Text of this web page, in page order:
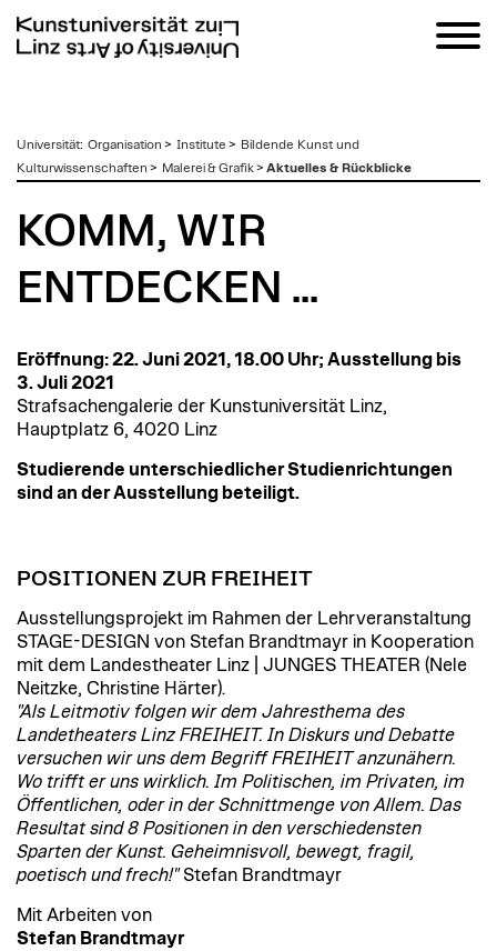
zum
Inhalt
Universität: Organisation > Institute > Bildende Kunst und
Kulturwissenschaften > Malerei & Grafik> Aktuelles & Rückblicke
KOMM, WIR
ENTDECKEN ...
Eröffnung: 22. Juni 2021, 18.00 Uhr; Ausstellung bis
3. Juli 2021
Strafsachengalerie der Kunstuniversität Linz,
Hauptplatz 6, 4020 Linz
Studierende unterschiedlicher Studienrichtungen
sind an der Ausstellung beteiligt.
POSITIONEN ZUR FREIHEIT
Ausstellungsprojekt im Rahmen der Lehrveranstaltung
STAGE-DESIGN von Stefan Brandtmayr in Kooperation
mit dem Landestheater Linz | JUNGES THEATER (Nele
Neitzke, Christine Härter).
"Als Leitmotiv folgen wir dem Jahresthema des
Landetheaters Linz FREIHEIT. In Diskurs und Debatte
versuchen wir uns dem Begriff FREIHEIT anzunähern.
Wo trifft er uns wirklich. Im Politischen, im Privaten, im
Öffentlichen, oder in der Schnittmenge von Allem. Das
Resultat sind 8 Positionen in den verschiedensten
Sparten der Kunst. Geheimnisvoll, bewegt, fragil,
poetisch und frech!"Stefan Brandtmayr
Mit Arbeiten von
Stefan Brandtmayr